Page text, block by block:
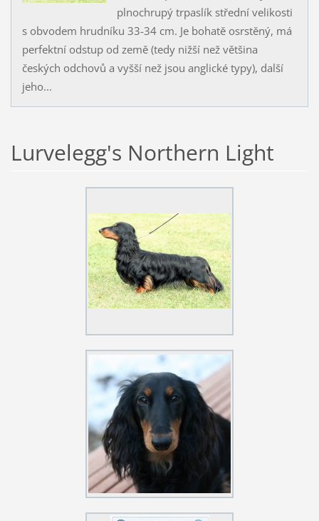
plnochrupý trpaslík střední velikosti
s obvodem hrudníku 33-34 cm. Je bohatě osrstěný, má
perfektní odstup od země (tedy nižší než většina
českých odchovů a vyšší než jsou anglické typy), další
jeho...
Lurvelegg's Northern Light